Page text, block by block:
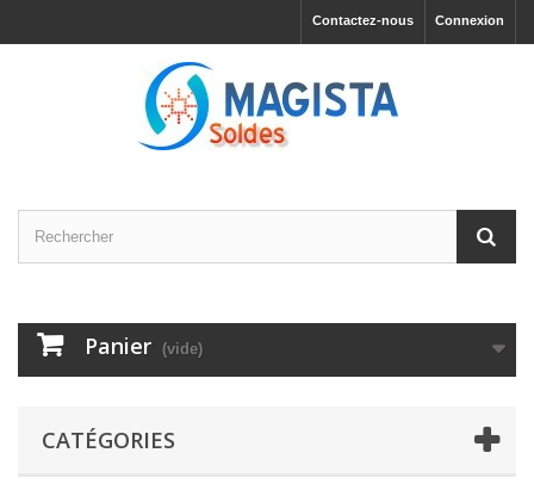
Connexion
Contactez-nous
Panier (vide)
CATÉGORIES